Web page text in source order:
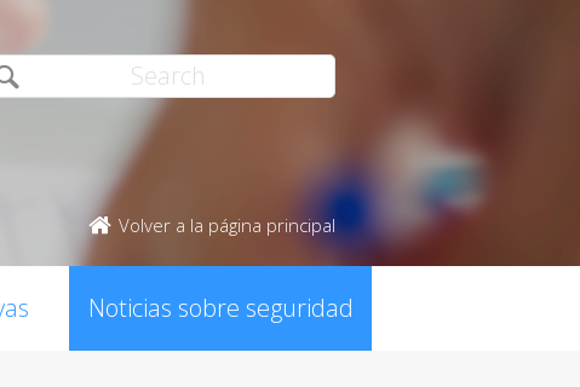
Volver a la página principal
Noticias sobre seguridad